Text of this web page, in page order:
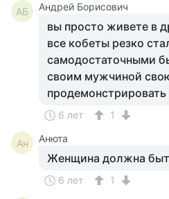
АБ Андрей Борисович
вы просто живете в
все кобеты резко
самодостаточными
своим мужчиной
6 лет 1
Ан Анюта
Женщина должна
6 лет
1